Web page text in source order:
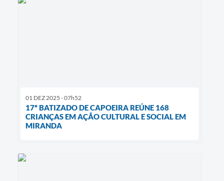
01 DEZ 2025 - 07h52
17º BATIZADO DE CAPOEIRA REÚNE 168
CRIANÇAS EM AÇÃO CULTURAL E SOCIAL EM
MIRANDA